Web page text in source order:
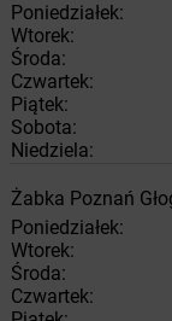
Poniedziałek:
Wtorek:
Środa:
Czwartek:
Piątek:
Sobota:
Niedziela:
Żabka Poznań
Poniedziałek:
Wtorek:
Środa:
Czwartek: